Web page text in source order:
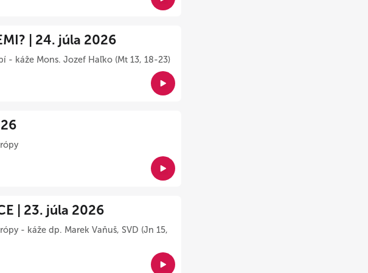
| 24. júla 2026
- káže Mons. Jozef Haľko (Mt 13, 18-23)
| 23. júla 2026
- káže dp. Marek Vaňuš, SVD (Jn 15,